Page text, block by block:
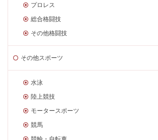
プロレス
総合格闘技
その他格闘技
その他スポーツ
水泳
陸上競技
モータースポーツ
競馬